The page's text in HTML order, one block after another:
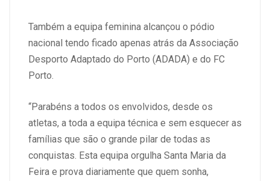
Também a equipa feminina alcançou o pódio
nacional tendo ficado apenas atrás da Associação
Desporto Adaptado do Porto (ADADA) e do FC
Porto.
“Parabéns a todos os envolvidos, desde os
atletas, a toda a equipa técnica e sem esquecer as
famílias que são o grande pilar de todas as
conquistas. Esta equipa orgulha Santa Maria da
Feira e prova diariamente que quem sonha,